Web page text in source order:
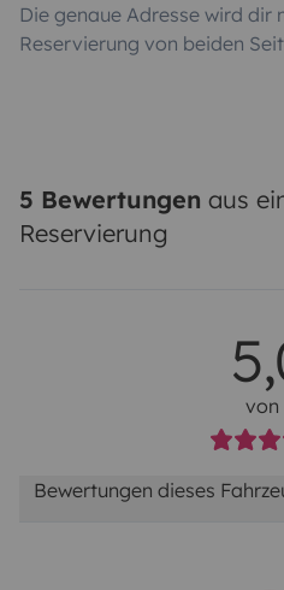
Die genaue Adresse wird
Reservierung von beiden
5 Bewertungen aus
Reservierung
von
Bewertungen dieses